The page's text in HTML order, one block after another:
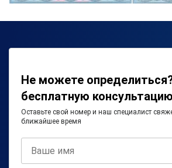
Не можете
бесплатную
Оставьте свой номер и наш специалист
ближайшее время